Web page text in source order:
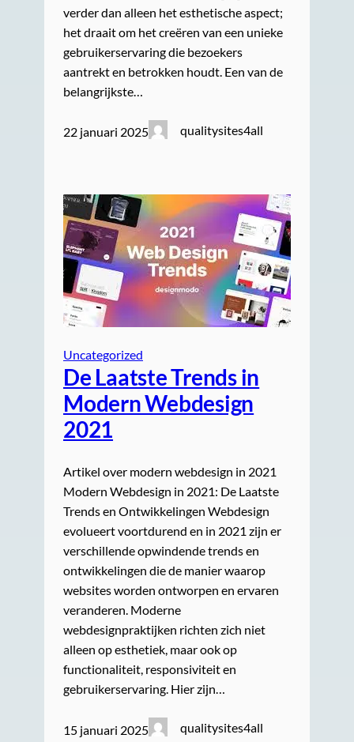
verder dan alleen het esthetische aspect;
het draait om het creëren van een unieke
gebruikerservaring die bezoekers
aantrekt en betrokken houdt. Een van de
belangrijkste…
22 januari 2025 qualitysites4all
Uncategorized
De Laatste Trends in
Modern Webdesign
2021
Artikel over modern webdesign in 2021
Modern Webdesign in 2021: De Laatste
Trends en Ontwikkelingen Webdesign
evolueert voortdurend en in 2021 zijn er
verschillende opwindende trends en
ontwikkelingen die de manier waarop
websites worden ontworpen en ervaren
veranderen. Moderne
webdesignpraktijken richten zich niet
alleen op esthetiek, maar ook op
functionaliteit, responsiviteit en
gebruikerservaring. Hier zijn…
15 januari 2025 qualitysites4all